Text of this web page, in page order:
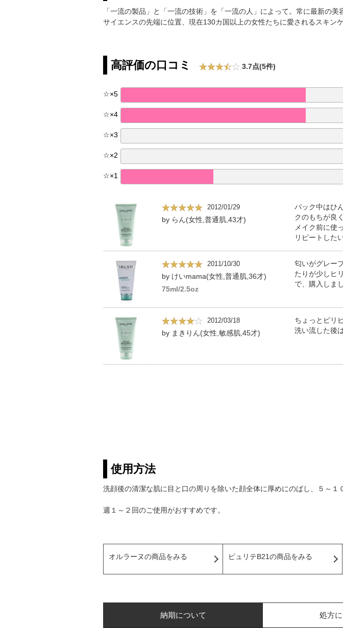
「一流の製品」と「一流の技術」を「一流の人」によって。常に最新の
サイエンスの先端に位置、現在130カ国以上の女性たちに愛されるスキンケ
高評価の口コミ 3.7点(5件)
☆×5
☆×4
☆×3
☆×2
☆×1
2012/01/29
by らん(女性,普通肌,43才)
パック中はひ
クのもちが良
メイク前に使
リピートした
2011/10/30
by けいmama(女性,普通肌,36才)
75ml/2.5oz
匂いがグレー
たりが少しヒ
で、購入しま
2012/03/18
by まきりん(女性,敏感肌,45才)
ちょっとピリ
洗い流した後
使用方法
洗顔後の清潔な肌に目と口の周りを除いた顔全体に厚めにのばし、５～１
週１～２回のご使用がおすすめです。
オルラーヌの商品をみる ピュリテB21の商品をみる
納期について 処方